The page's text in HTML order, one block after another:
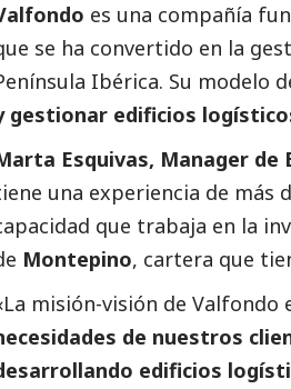
es una compañía
se ha convertido en la
Ibérica. Su modelo
gestionar edificios
Esquivas, Manager de
una experiencia de más
que trabaja en la
Montepino, cartera que
misión-visión de Valfondo
de nuestros
edificios